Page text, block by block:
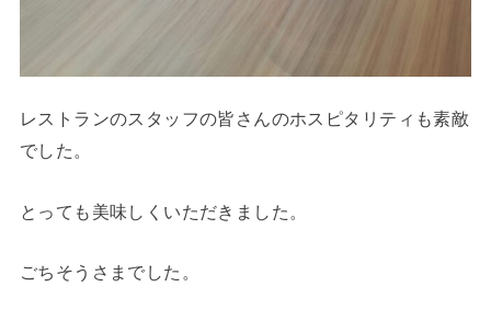
レストランのスタッフの皆さんのホスピタリティも素敵
でした。
とっても美味しくいただきました。
ごちそうさまでした。